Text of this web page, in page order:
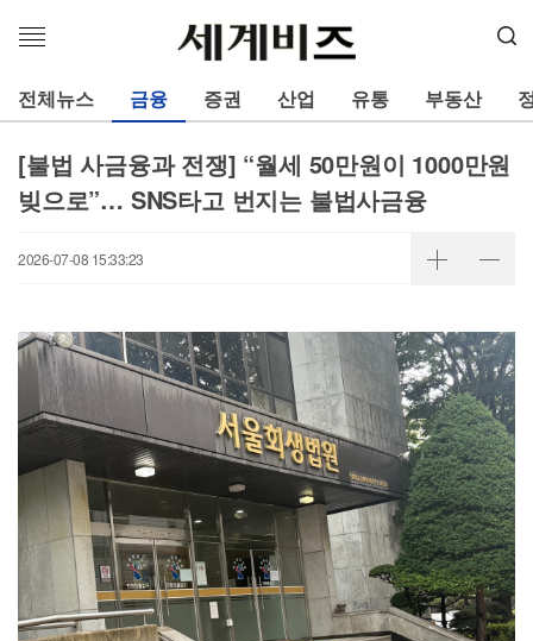
메
열
기
전체뉴스 금융 증권 산업 유통 부동산
[불법 사금융과 전쟁] “월세 50만원이 1000만원
빚으로”… SNS타고 번지는 불법사금융
2026-07-08 15:33:23